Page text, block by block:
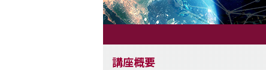
講座概要